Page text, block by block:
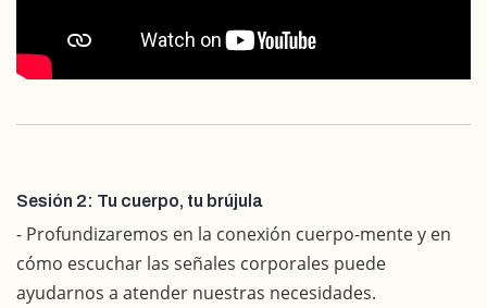
Sesión 2: Tu cuerpo, tu brújula
- Profundizaremos en la conexión cuerpo-mente y en
cómo escuchar las señales corporales puede
ayudarnos a atender nuestras necesidades.